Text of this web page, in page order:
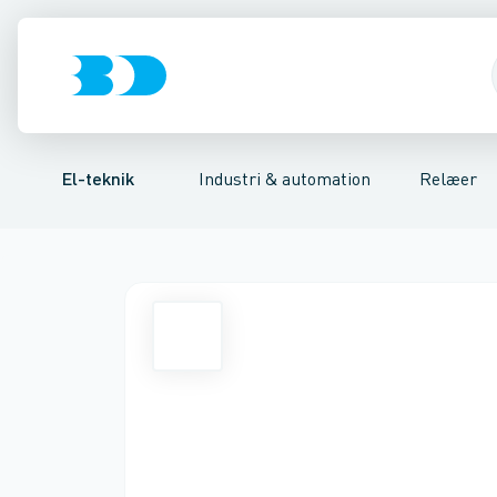
El-teknik Industri & automation
Afbrydere, stikkontakter & lampeudtag Relæer
IndustristiksystemerFrekvensomformere og softstartere
TidsrelæTemperaturovervågningsrelæ